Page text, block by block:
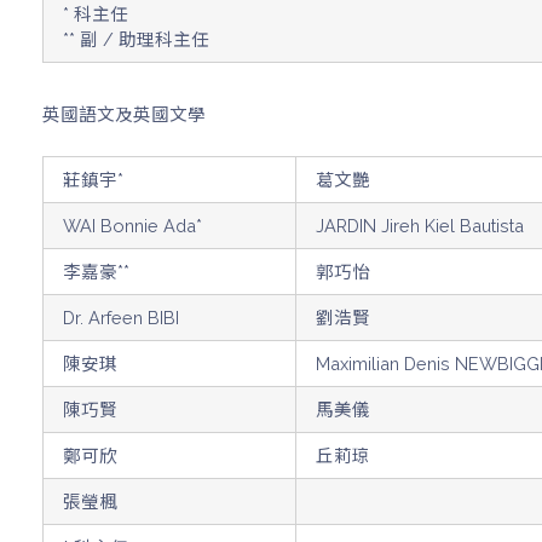
* 科主任
** 副 / 助理科主任
英國語文及英國文學
莊鎮宇* 葛文艷
WAI Bonnie Ada* JARDIN Jireh Kiel Bautista
李嘉豪** 郭巧怡
Dr. Arfeen BIBI 劉浩賢
陳安琪 Maximilian Denis
陳巧賢 馬美儀
鄭可欣 丘莉琼
張瑩楓